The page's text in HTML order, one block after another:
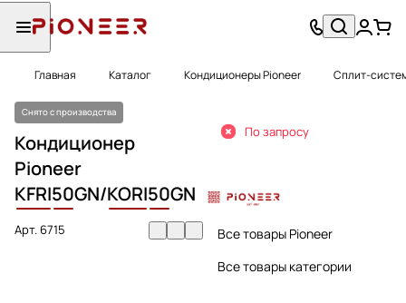
Главная Каталог Кондиционеры Pioneer Сплит-
Снято с производства
Кондиционер
Pioneer
KFRI50GN/KORI50GN
Арт.6715
По запросу
Все товары Pioneer
Все товары категории